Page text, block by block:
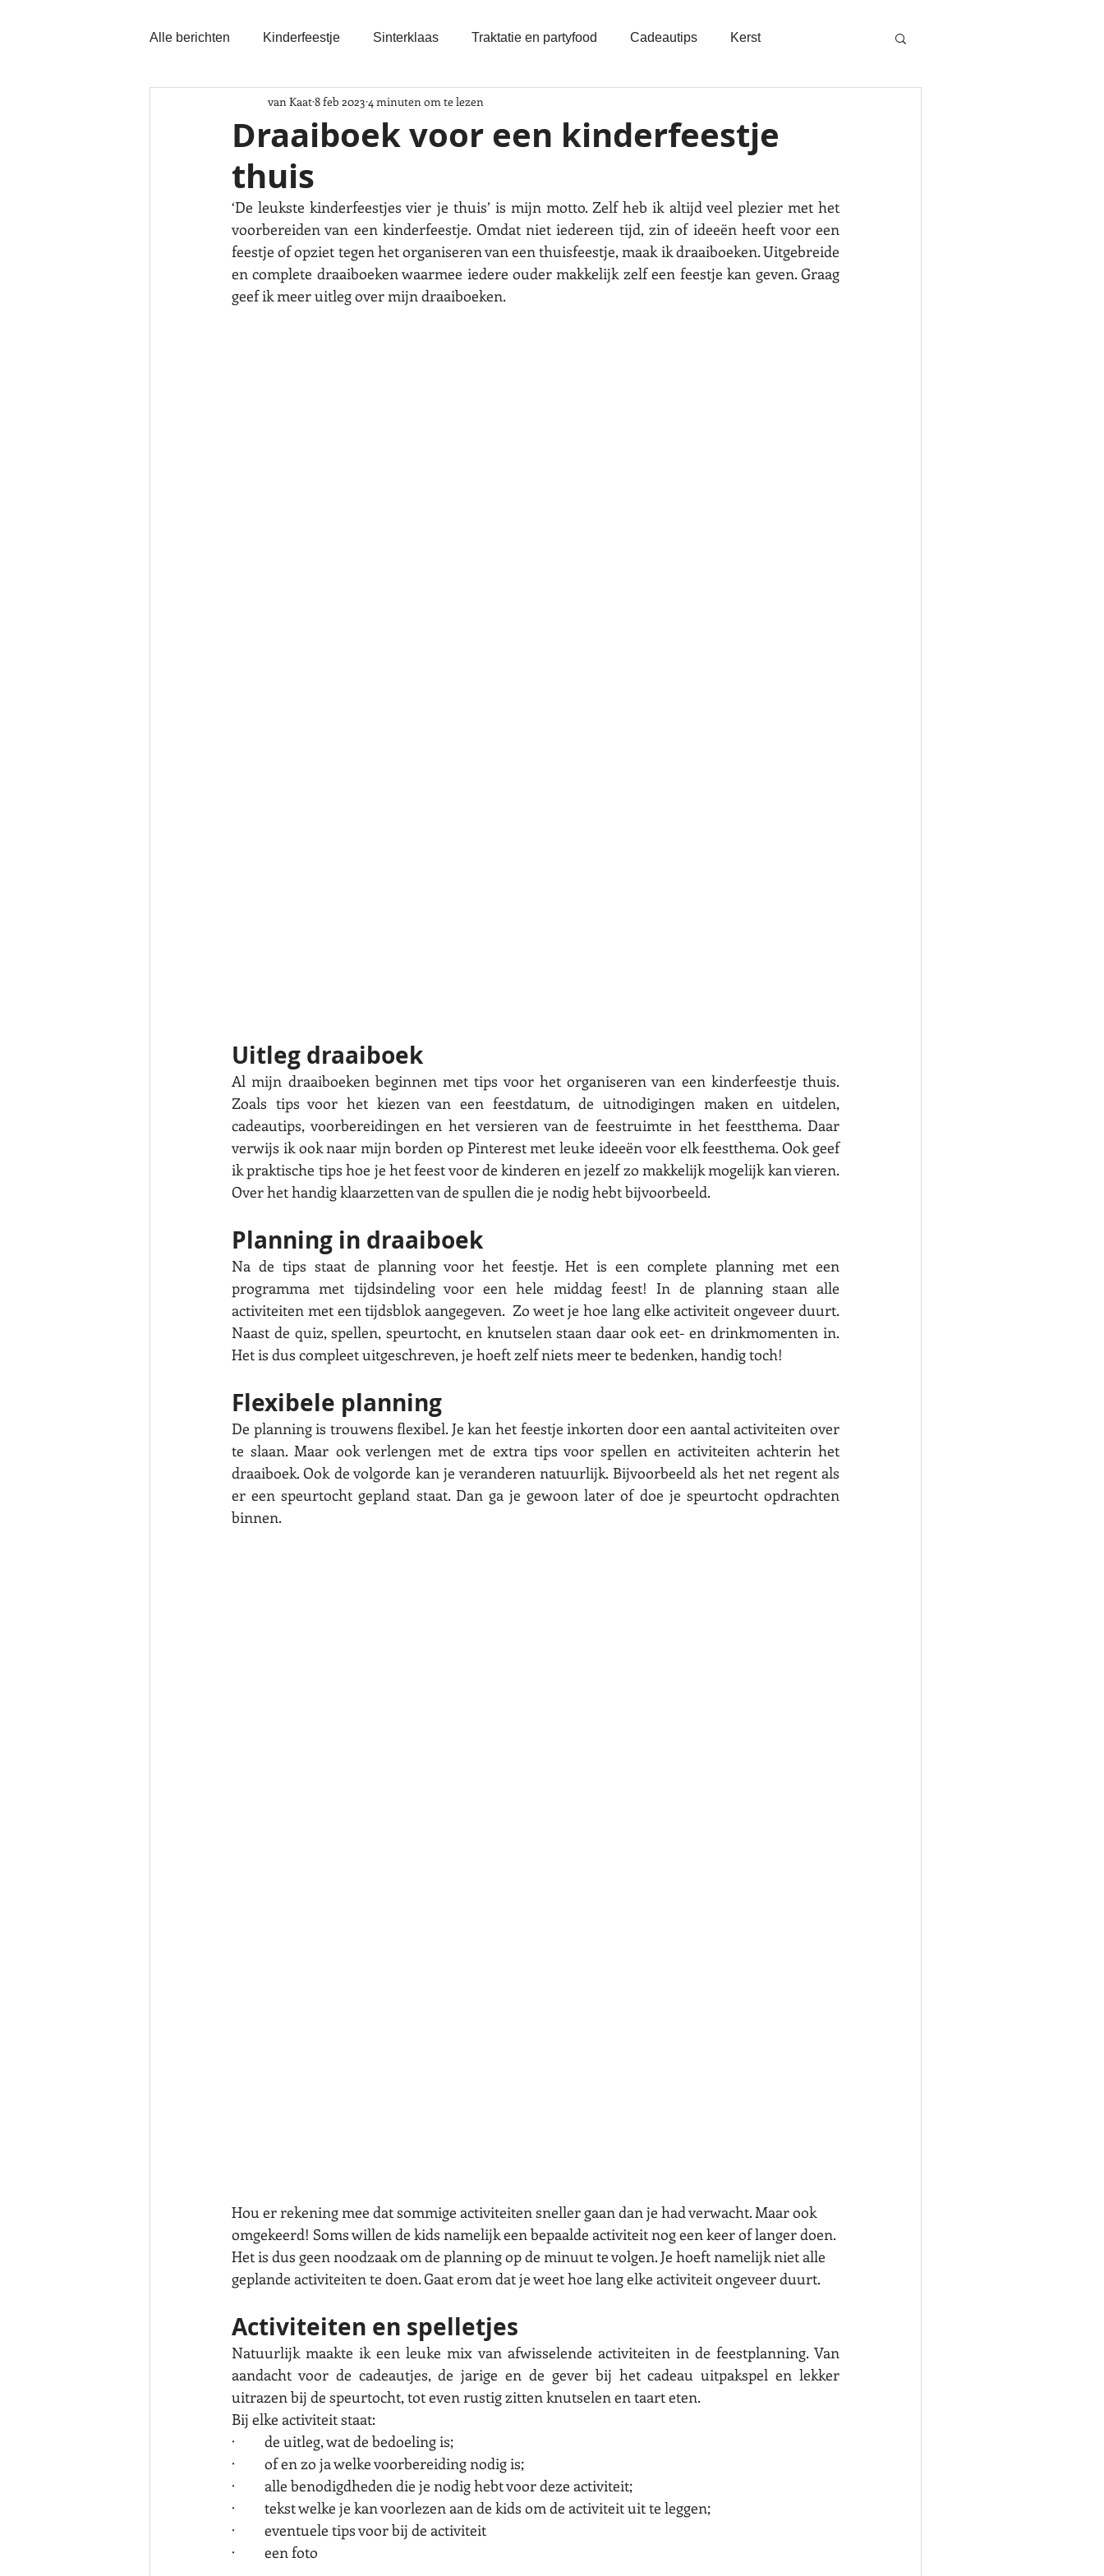
Alle berichten Kinderfeestje Sinterklaas Traktatie en partyfood Cadeautips Kerst
Draaiboek voor een kinderfeestje
thuis
van Kaat8 feb 2023 4 minuten om te lezen
‘De leukste kinderfeestjes vier je thuis’ is mijn motto. Zelf heb ik altijd veel plezier met het
voorbereiden van een kinderfeestje. Omdat niet iedereen tijd, zin of ideeën heeft voor een
feestje of opziet tegen het organiseren van een thuisfeestje, maak ik draaiboeken. Uitgebreide
en complete draaiboeken waarmee iedere ouder makkelijk zelf een feestje kan geven. Graag
geef ik meer uitleg over mijn draaiboeken.
Uitleg draaiboek
Al mijn draaiboeken beginnen met tips voor het organiseren van een kinderfeestje thuis.
Zoals tips voor het kiezen van een feestdatum, de uitnodigingen maken en uitdelen,
cadeautips, voorbereidingen en het versieren van de feestruimte in het feestthema. Daar
verwijs ik ook naar mijn borden op Pinterest met leuke ideeën voor elk feestthema. Ook geef
ik praktische tips hoe je het feest voor de kinderen en jezelf zo makkelijk mogelijk kan vieren.
Over het handig klaarzetten van de spullen die je nodig hebt bijvoorbeeld.
Planning in draaiboek
Na de tips staat de planning voor het feestje. Het is een complete planning met een
programma met tijdsindeling voor een hele middag feest! In de planning staan alle
activiteiten met een tijdsblok aangegeven.  Zo weet je hoe lang elke activiteit ongeveer duurt.
Naast de quiz, spellen, speurtocht, en knutselen staan daar ook eet- en drinkmomenten in.
Het is dus compleet uitgeschreven, je hoeft zelf niets meer te bedenken, handig toch!
Flexibele planning
De planning is trouwens flexibel. Je kan het feestje inkorten door een aantal activiteiten over
te slaan. Maar ook verlengen met de extra tips voor spellen en activiteiten achterin het
draaiboek. Ook de volgorde kan je veranderen natuurlijk. Bijvoorbeeld als het net regent als
er een speurtocht gepland staat. Dan ga je gewoon later of doe je speurtocht opdrachten
binnen.
Hou er rekening mee dat sommige activiteiten sneller gaan dan je had verwacht. Maar ook
omgekeerd! Soms willen de kids namelijk een bepaalde activiteit nog een keer of langer doen.
Het is dus geen noodzaak om de planning op de minuut te volgen. Je hoeft namelijk niet alle
geplande activiteiten te doen. Gaat erom dat je weet hoe lang elke activiteit ongeveer duurt.
Activiteiten en spelletjes
Natuurlijk maakte ik een leuke mix van afwisselende activiteiten in de feestplanning. Van
aandacht voor de cadeautjes, de jarige en de gever bij het cadeau uitpakspel en lekker
uitrazen bij de speurtocht, tot even rustig zitten knutselen en taart eten.
Bij elke activiteit staat:
·         de uitleg, wat de bedoeling is;
·         of en zo ja welke voorbereiding nodig is;
·         alle benodigdheden die je nodig hebt voor deze activiteit;
·         tekst welke je kan voorlezen aan de kids om de activiteit uit te leggen;
·         eventuele tips voor bij de activiteit
·         een foto